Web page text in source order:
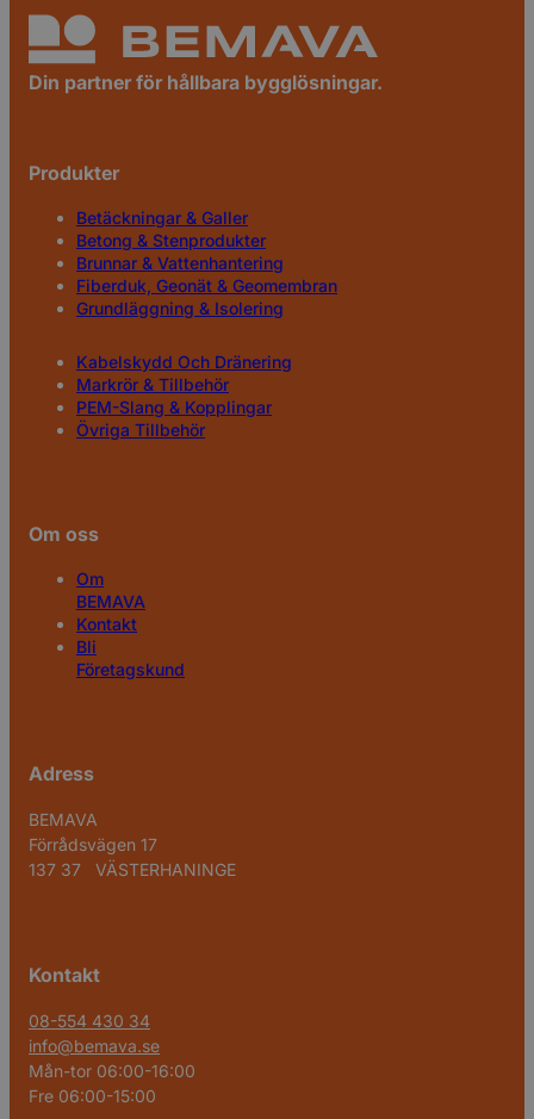
Din partner för hållbara bygglösningar.
Produkter
Betäckningar & Galler
Betong & Stenprodukter
Brunnar & Vattenhantering
Fiberduk, Geonät & Geomembran
Grundläggning & Isolering
Kabelskydd Och Dränering
Markrör & Tillbehör
PEM-Slang & Kopplingar
Övriga Tillbehör
Om oss
Om
BEMAVA
Kontakt
Bli
Företagskund
Adress
BEMAVA
Förrådsvägen 17
137 37 VÄSTERHANINGE
Kontakt
08-554 430 34
info@bemava.se
Mån-tor 06:00-16:00
Fre 06:00-15:00